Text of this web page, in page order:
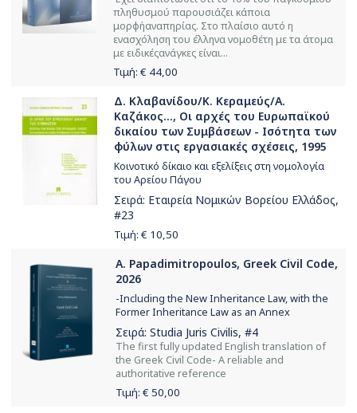
πληθυσμού παρουσιάζει κάποια
μoρφήαναπηρίας. Στο πλαίσιο αυτό η
ενασχόληση του έλληνα νομοθέτη με τα άτομα
με ειδικέςανάγκες είναι...
Τιμή: € 44,00
Δ. Κλαβανίδου/Κ. Κεραμεύς/Α.
Καζάκος..., Οι αρχές του Ευρωπαϊκού
δικαίου των Συμβάσεων - Ισότητα των
φύλων στις εργασιακές σχέσεις, 1995
Κοινοτικό δίκαιο και εξελίξεις στη νομολογία
του Αρείου Πάγου
Σειρά: Εταιρεία Νομικών Βορείου Ελλάδος,
#23
Τιμή: € 10,50
A. Papadimitropoulos, Greek Civil Code,
2026
-Including the New Inheritance Law, with the
Former Inheritance Law as an Annex
Σειρά: Studia Juris Civilis, #4
The first fully updated English translation of
the Greek Civil Code- A reliable and
authoritative reference
Τιμή: € 50,00